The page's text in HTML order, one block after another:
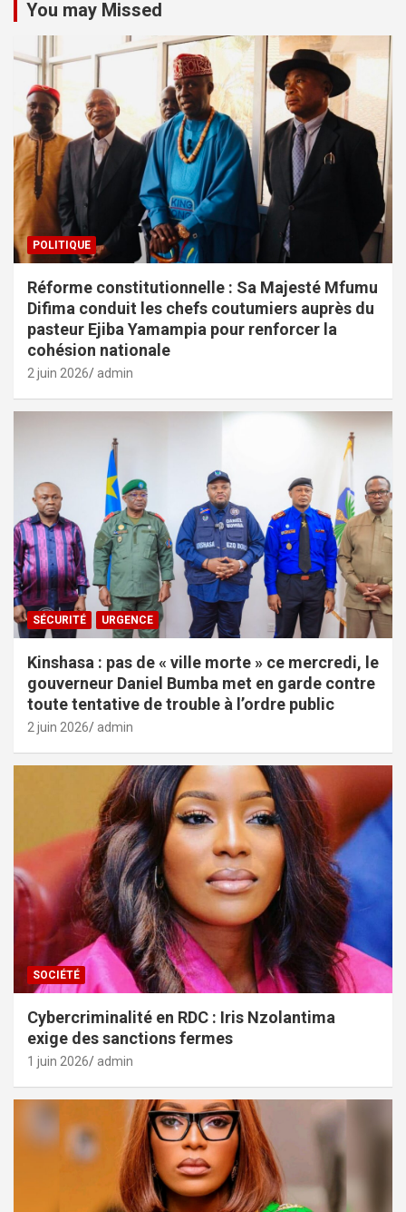
You may Missed
POLITIQUE
Réforme constitutionnelle : Sa Majesté Mfumu
Difima conduit les chefs coutumiers auprès du
pasteur Ejiba Yamampia pour renforcer la
cohésion nationale
2 juin 2026 admin
SÉCURITÉ URGENCE
Kinshasa : pas de « ville morte » ce mercredi, le
gouverneur Daniel Bumba met en garde contre
toute tentative de trouble à l’ordre public
2 juin 2026 admin
SOCIÉTÉ
Cybercriminalité en RDC : Iris Nzolantima
exige des sanctions fermes
1 juin 2026 admin